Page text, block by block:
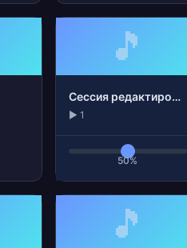
🎵
Сессия редактирования
▶ 1
50%
🎵